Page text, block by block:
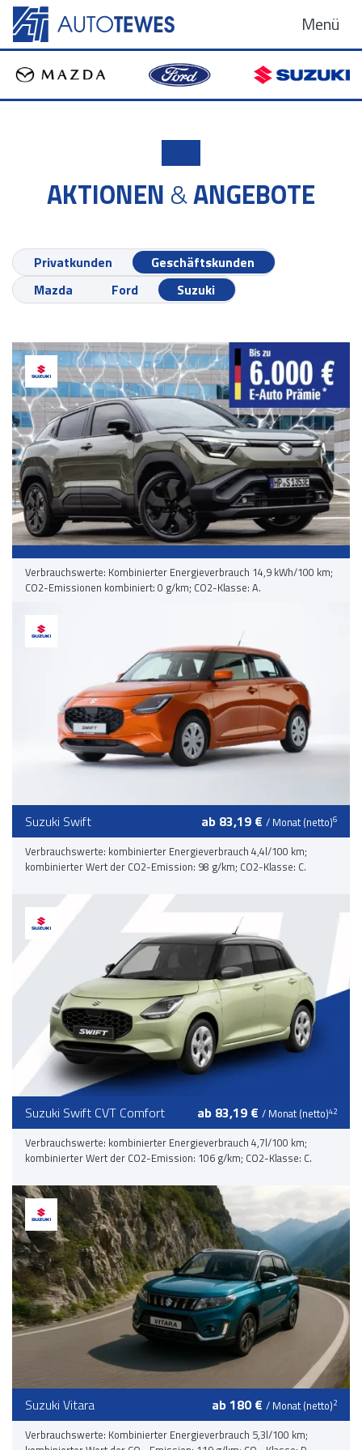
Menü
AKTIONEN &ANGEBOTE
Privatkunden
Geschäftskunden
Mazda
Ford Suzuki
Verbrauchswerte: Kombinierter Energieverbrauch 14,9 kWh/100 km;
CO2-Emissionen kombiniert: 0 g/km; CO2-Klasse: A.
Suzuki Swift ab 83,19 € / Monat (netto)6
Verbrauchswerte: kombinierter Energieverbrauch 4,4l/100 km;
kombinierter Wert der CO2-Emission: 98 g/km; CO2-Klasse: C.
Suzuki Swift CVT Comfort ab 83,19 € / Monat (netto)42
Verbrauchswerte: kombinierter Energieverbrauch 4,7l/100 km;
kombinierter Wert der CO2-Emission: 106 g/km; CO2-Klasse: C.
Suzuki Vitara ab 180 € / Monat (netto)2
Verbrauchswerte: Kombinierter Energieverbrauch 5,3l/100 km;